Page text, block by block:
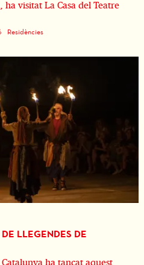
visitat La Casa del Teatre
Residències
LLEGENDES DE